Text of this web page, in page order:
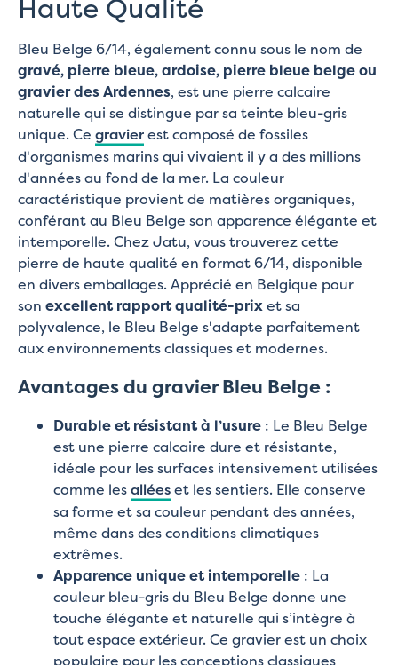
Haute Qualité
Bleu Belge 6/14, également connu sous le nom de
gravé, pierre bleue, ardoise, pierre bleue belge ou
gravier des Ardennes, est une pierre calcaire
naturelle qui se distingue par sa teinte bleu-gris
unique. Ce gravierest composé de fossiles
d'organismes marins qui vivaient il y a des millions
d'années au fond de la mer. La couleur
caractéristique provient de matières organiques,
conférant au Bleu Belge son apparence élégante et
intemporelle. Chez Jatu, vous trouverez cette
pierre de haute qualité en format 6/14, disponible
en divers emballages. Apprécié en Belgique pour
son excellent rapport qualité-prixet sa
polyvalence, le Bleu Belge s'adapte parfaitement
aux environnements classiques et modernes.
Avantages du gravier Bleu Belge :
Durable et résistant à l’usure : Le Bleu Belge
est une pierre calcaire dure et résistante,
idéale pour les surfaces intensivement utilisées
comme lesalléeset les sentiers. Elle conserve
sa forme et sa couleur pendant des années,
même dans des conditions climatiques
extrêmes.
Apparence unique et intemporelle : La
couleur bleu-gris du Bleu Belge donne une
touche élégante et naturelle qui s’intègre à
tout espace extérieur. Ce gravier est un choix
populaire pour les conceptions classiques